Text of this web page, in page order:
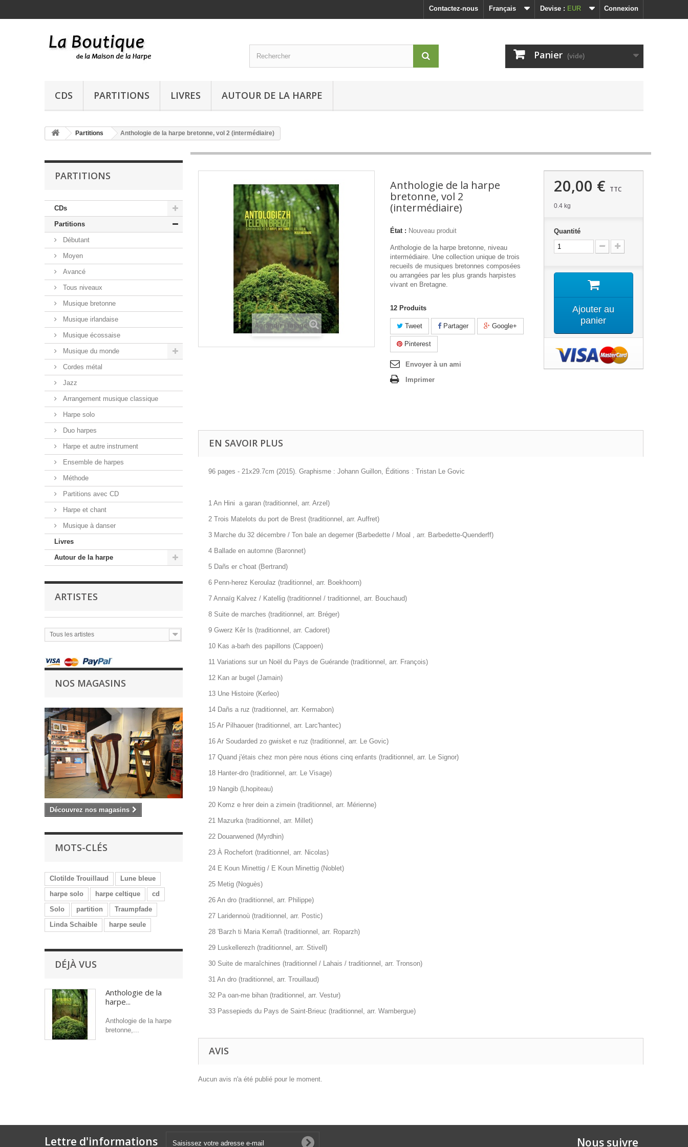
Connexion
Devise : EUR
Français
Contactez-nous
Panier (vide)
CDS PARTITIONS LIVRES AUTOUR DE LA HARPE
Partitions Anthologie de la harpe bretonne, vol 2 (intermédiaire)
PARTITIONS
CDs
Partitions
Débutant
Moyen
Avancé
Tous niveaux
Musique bretonne
Musique irlandaise
Musique écossaise
Musique du monde
Cordes métal
Jazz
Arrangement musique classique
Harpe solo
Duo harpes
Harpe et autre instrument
Ensemble de harpes
Méthode
Partitions avec CD
Harpe et chant
Musique à danser
Livres
Autour de la harpe
ARTISTES
Tous les artistes
NOS MAGASINS
Découvrez nos magasins
MOTS-CLÉS
Clotilde Trouillaud
Lune bleue
harpe solo
harpe celtique
cd
Solo
partition
Traumpfade
Linda Schaible
harpe seule
DÉJÀ VUS
Anthologie de la
harpe...
Anthologie de la harpe
bretonne,...
Agrandir l'image
Anthologie de la harpe
bretonne, vol 2
(intermédiaire)
État : Nouveau produit
Anthologie de la harpe bretonne, niveau
intermédiaire. Une collection unique de trois
recueils de musiques bretonnes composées
ou arrangées par les plus grands harpistes
vivant en Bretagne.
12 Produits
Tweet Partager Google+
Pinterest
Envoyer à un ami
Imprimer
20,00 € TTC
0.4 kg
Quantité
Ajouter au
panier
EN SAVOIR PLUS
96 pages - 21x29.7cm (2015). Graphisme : Johann Guillon, Éditions : Tristan Le Govic
1 An Hini a garan (traditionnel, arr. Arzel)
2 Trois Matelots du port de Brest (traditionnel, arr. Auffret)
3 Marche du 32 décembre / Ton bale an degemer (Barbedette / Moal , arr. Barbedette-Quenderff)
4 Ballade en automne (Baronnet)
5 Dañs er c'hoat (Bertrand)
6 Penn-herez Keroulaz (traditionnel, arr. Boekhoorn)
7 Annaïg Kalvez / Katellig (traditionnel / traditionnel, arr. Bouchaud)
8 Suite de marches (traditionnel, arr. Bréger)
9 Gwerz Kêr Is (traditionnel, arr. Cadoret)
10 Kas a-barh des papillons (Cappoen)
11 Variations sur un Noël du Pays de Guérande (traditionnel, arr. François)
12 Kan ar bugel (Jamain)
13 Une Histoire (Kerleo)
14 Dañs a ruz (traditionnel, arr. Kermabon)
15 Ar Pilhaouer (traditionnel, arr. Larc'hantec)
16 Ar Soudarded zo gwisket e ruz (traditionnel, arr. Le Govic)
17 Quand j'étais chez mon père nous étions cinq enfants (traditionnel, arr. Le Signor)
18 Hanter-dro (traditionnel, arr. Le Visage)
19 Nangib (Lhopiteau)
20 Komz e hrer dein a zimein (traditionnel, arr. Mérienne)
21 Mazurka (traditionnel, arr. Millet)
22 Douarwened (Myrdhin)
23 À Rochefort (traditionnel, arr. Nicolas)
24 E Koun Minettig / E Koun Minettig (Noblet)
25 Metig (Noguès)
26 An dro (traditionnel, arr. Philippe)
27 Laridennoù (traditionnel, arr. Postic)
28 'Barzh ti Maria Kerrañ (traditionnel, arr. Roparzh)
29 Luskellerezh (traditionnel, arr. Stivell)
30 Suite de maraîchines (traditionnel / Lahais / traditionnel, arr. Tronson)
31 An dro (traditionnel, arr. Trouillaud)
32 Pa oan-me bihan (traditionnel, arr. Vestur)
33 Passepieds du Pays de Saint-Brieuc (traditionnel, arr. Wambergue)
AVIS
Aucun avis n'a été publié pour le moment.
Lettre d'informations Nous suivre